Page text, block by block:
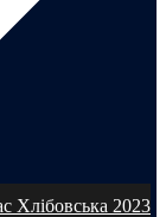
Хлібовська 2023